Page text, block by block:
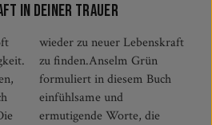
in deiner Trauer